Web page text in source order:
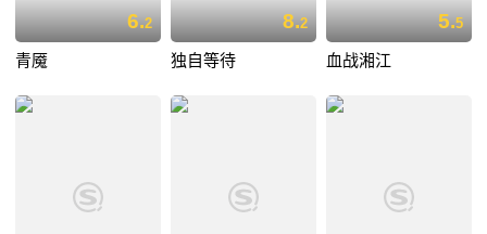
6.2
青魇
8.2
独自等待
5.5
血战湘江